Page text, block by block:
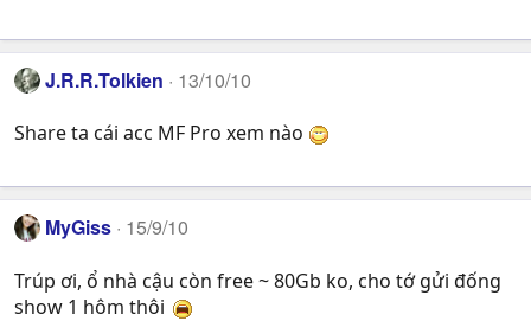
J.R.R.Tolkien 13/10/10
Share ta cái acc MF Pro xem nào
MyGiss 15/9/10
Trúp ơi, ổ nhà cậu còn free ~ 80Gb ko, cho tớ gửi đống
show 1 hôm thôi